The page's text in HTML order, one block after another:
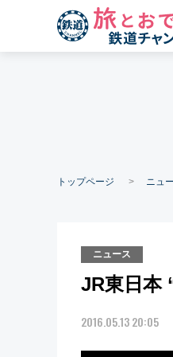
トップページ ニュ
ニュース
JR東日本
2016.05.13 20:05